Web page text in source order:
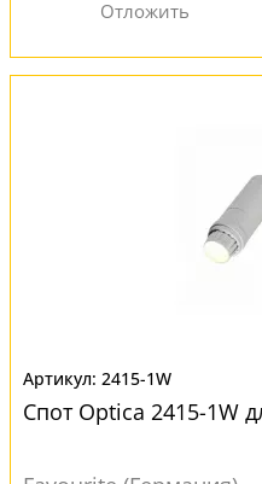
2415-1W
Спот Optica 2415-1W